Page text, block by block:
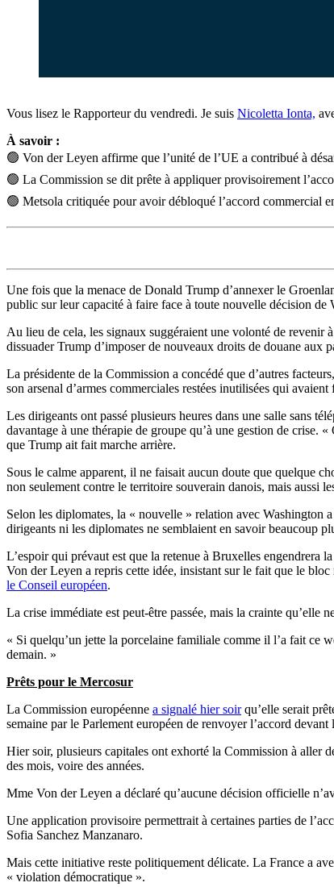
Vous lisez le Rapporteur du vendredi. Je suis Nicoletta Ionta,
À savoir :
🟢 Von der Leyen affirme que l’unité de l’UE a contribué à
🟢 La Commission se dit prête à appliquer provisoirement
🟢 Metsola critiquée pour avoir débloqué l’accord commercial
Une fois que la menace de Donald Trump d’annexer le
public sur leur capacité à faire face à toute nouvelle décision de
Au lieu de cela, les signaux suggéraient une volonté de
dissuader Trump d’imposer de nouveaux droits de douane aux
La présidente de la Commission a concédé que d’autres
son arsenal d’armes commerciales restées inutilisées qui
Les dirigeants ont passé plusieurs heures dans une salle sans
davantage à une thérapie de groupe qu’à une gestion de
que Trump ait fait marche arrière.
Sous le calme apparent, il ne faisait aucun doute que quelque
non seulement contre le territoire souverain danois, mais aussi
Selon les diplomates, la « nouvelle » relation avec Washington
dirigeants ni les diplomates ne semblaient en savoir beaucoup
L’espoir qui prévaut est que la retenue à Bruxelles engendrera
Von der Leyen a repris cette idée, insistant sur le fait que le
le Conseil européen.
La crise immédiate est peut-être passée, mais la crainte qu’elle
« Si quelqu’un jette la porcelaine familiale comme il l’a fait ce
demain. »
Prêts pour le Mercosur
La Commission européenne a signalé hier soirqu’elle serait
semaine par le Parlement européen de renvoyer l’accord
Hier soir, plusieurs capitales ont exhorté la Commission à aller
des mois, voire des années.
Mme Von der Leyen a déclaré qu’aucune décision officielle
Une application provisoire permettrait à certaines parties de
Sofia Sanchez Manzanaro.
Mais cette initiative reste politiquement délicate. La France a
« violation démocratique ».